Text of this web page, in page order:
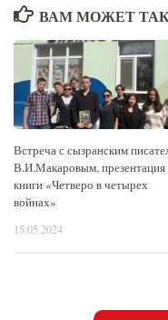
ВАМ МОЖЕТ
Встреча с сызранским
В.И.Макаровым, презентация
книги «Четверо в четырех
войнах»
15.05.2024